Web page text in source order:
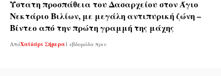
Ύστατη προσπάθεια του Δασαρχείου στον Άγιο
Νεκτάριο Βιλίων, με μεγάλη αντιπυρική ζώνη –
Βίντεο από την πρώτη γραμμή της μάχης
ΑπόΧαϊδάρι Σήμερα 1 εβδομάδα πριν